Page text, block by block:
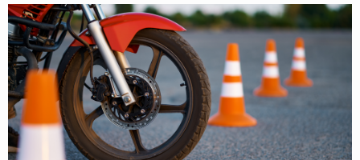
4.1.
Điều
kiện
chuyển
đổi
giấy
phép
lái xe